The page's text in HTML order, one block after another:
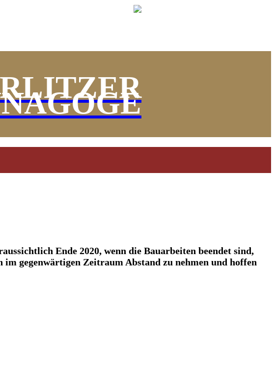
Ende 2020, wenn die Bauarbeiten beendet sind,
gegenwärtigen Zeitraum Abstand zu nehmen und hoffen